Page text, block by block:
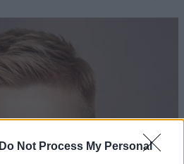
Do Not Process My Personal